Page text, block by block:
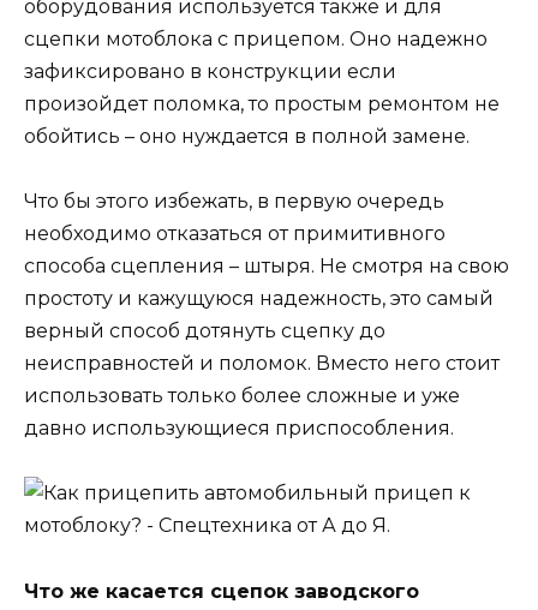
оборудования используется также и для
сцепки мотоблока с прицепом. Оно надежно
зафиксировано в конструкции если
произойдет поломка, то простым ремонтом не
обойтись – оно нуждается в полной замене.
Что бы этого избежать, в первую очередь
необходимо отказаться от примитивного
способа сцепления – штыря. Не смотря на свою
простоту и кажущуюся надежность, это самый
верный способ дотянуть сцепку до
неисправностей и поломок. Вместо него стоит
использовать только более сложные и уже
давно использующиеся приспособления.
Что же касается сцепок заводского